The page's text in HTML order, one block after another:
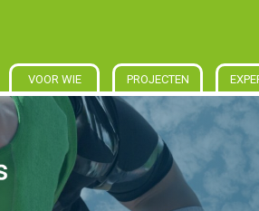
VOOR WIE PROJECTEN